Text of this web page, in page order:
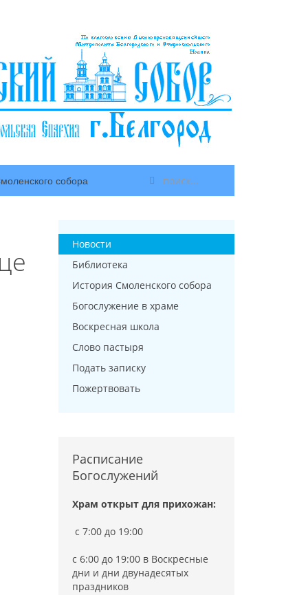
собора
Новости
Библиотека
История Смоленского собора
Богослужение в храме
Воскресная школа
Слово пастыря
Подать записку
Пожертвовать
Расписание
Богослужений
Храм открыт для прихожан:
c 7:00 до 19:00
с 6:00 до 19:00 в Воскресные
дни и дни двунадесятых
праздников